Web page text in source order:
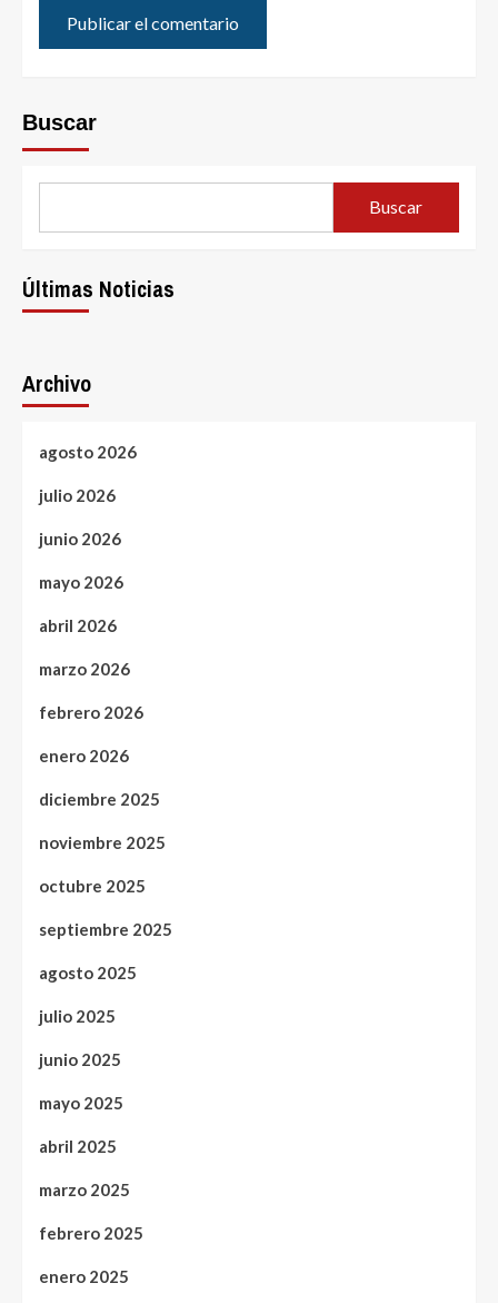
Buscar
Buscar
Últimas Noticias
Archivo
agosto 2026
julio 2026
junio 2026
mayo 2026
abril 2026
marzo 2026
febrero 2026
enero 2026
diciembre 2025
noviembre 2025
octubre 2025
septiembre 2025
agosto 2025
julio 2025
junio 2025
mayo 2025
abril 2025
marzo 2025
febrero 2025
enero 2025